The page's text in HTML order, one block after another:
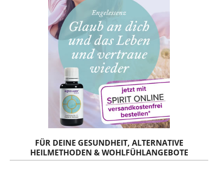
FÜR DEINE GESUNDHEIT, ALTERNATIVE
HEILMETHODEN & WOHLFÜHLANGEBOTE